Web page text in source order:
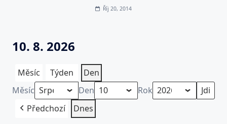
Říj 20, 2014
10. 8. 2026
Měsíc Týden
Den
Měsíc
Den
Rok
Předchozí
Dnes